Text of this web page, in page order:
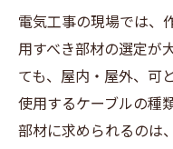
電気工事の現場では、
用すべき部材の選定が
ても、屋内・屋外、可
使用するケーブルの種
部材に求められるのは